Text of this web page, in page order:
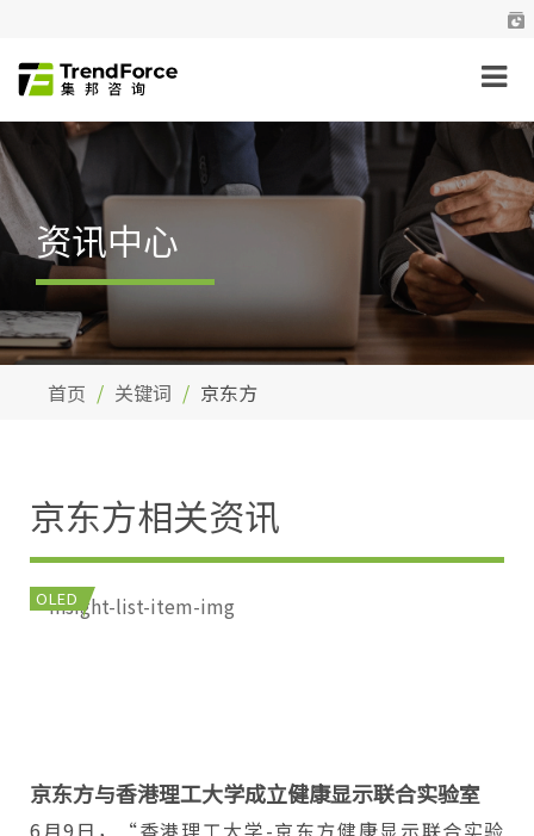
资讯中心
首页 关键词 京东方
京东方相关资讯
OLED
京东方与香港理工大学成立健康显示联合实验室
6月9日，“香港理工大学-京东方健康显示联合实验